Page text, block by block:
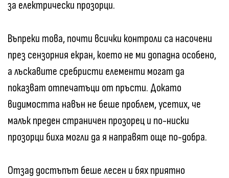
за електрически прозорци.
Въпреки това, почти всички контроли са насочени
през сензорния екран, което не ми допадна особено,
а лъскавите сребристи елементи могат да
показват отпечатъци от пръсти. Докато
видимостта навън не беше проблем, усетих, че
малък преден страничен прозорец и по-ниски
прозорци биха могли да я направят още по-добра.
Отзад достъпът беше лесен и бях приятно